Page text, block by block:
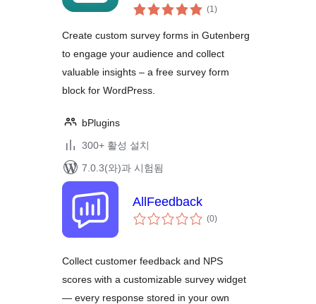
insights from your
(1전
체
점
)
Create custom survey forms in Gutenberg
to engage your audience and collect
valuable insights – a free survey form
block for WordPress.
bPlugins
300+ 활성 설치
7.0.3(와)과 시험됨
AllFeedback
(0전
체)
Collect customer feedback and NPS
scores with a customizable survey widget
— every response stored in your own